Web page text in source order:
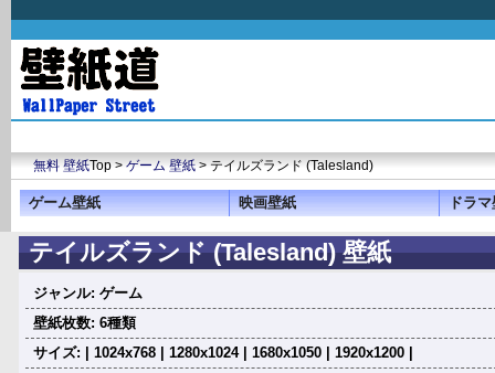
無料 壁紙Top >ゲーム 壁紙> テイルズランド (Talesland)
ゲーム壁紙 映画壁紙 ドラ
テイルズランド (Talesland) 壁紙
ジャンル: ゲーム
壁紙枚数: 6種類
サイズ: | 1024x768 | 1280x1024 | 1680x1050 | 1920x1200 |